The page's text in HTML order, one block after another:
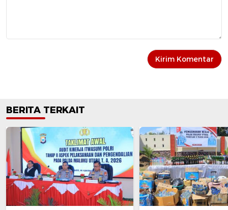
BERITA TERKAIT